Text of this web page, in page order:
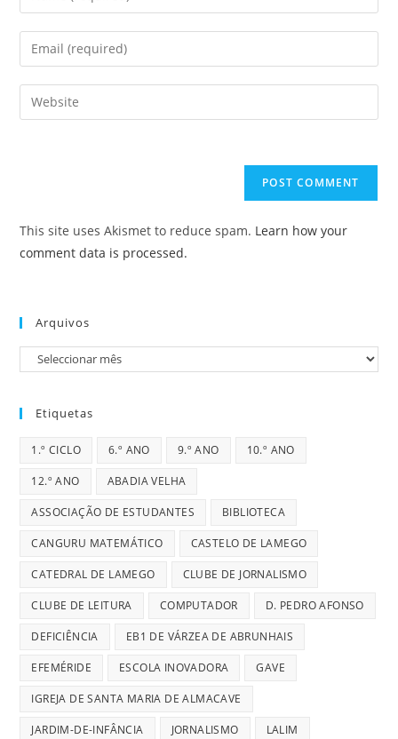
your
name
comment
Enter
your
email
address
Enter
your
This site uses Akismet to reduce spam. Learn how your
comment data is processed.
Arquivos
Arquivos
Etiquetas
1.º CICLO 6.º ANO 9.º ANO 10.º ANO
12.º ANO ABADIA VELHA
ASSOCIAÇÃO DE ESTUDANTES BIBLIOTECA
CANGURU MATEMÁTICO CASTELO DE LAMEGO
CATEDRAL DE LAMEGO CLUBE DE JORNALISMO
CLUBE DE LEITURA COMPUTADOR D. PEDRO AFONSO
DEFICIÊNCIA EB1 DE VÁRZEA DE ABRUNHAIS
EFEMÉRIDE ESCOLA INOVADORA GAVE
IGREJA DE SANTA MARIA DE ALMACAVE
JARDIM-DE-INFÂNCIA JORNALISMO LALIM